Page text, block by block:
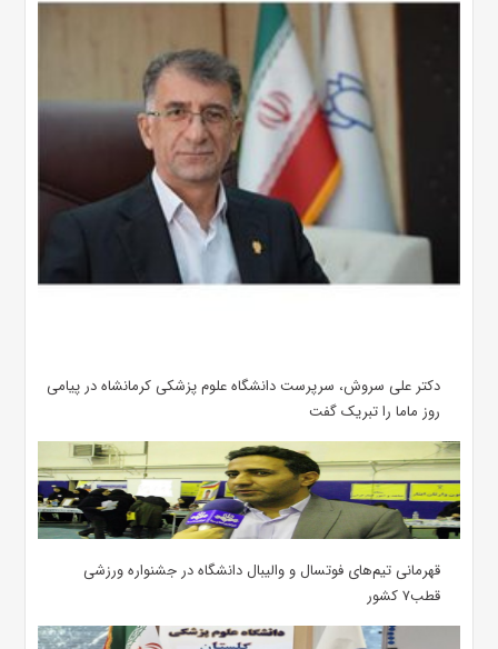
دکتر علی سروش، سرپرست دانشگاه علوم پزشکی کرمانشاه در پیامی
روز ماما را تبریک گفت
قهرمانی تیم‌های فوتسال و والیبال دانشگاه در جشنواره ورزشی
قطب۷ کشور